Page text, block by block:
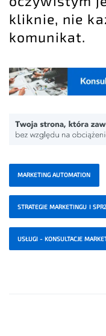
kliknie, nie
komunikat.
MARKETING AUTOMATION
STRATEGIE MARKETINGU I
USŁUGI - KONSULTACJE